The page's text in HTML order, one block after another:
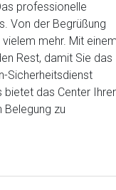
professionelle
Von der Begrüßung
mehr. Mit
Rest, damit Sie das
Sicherheitsdienst
bietet das Center
Belegung zu